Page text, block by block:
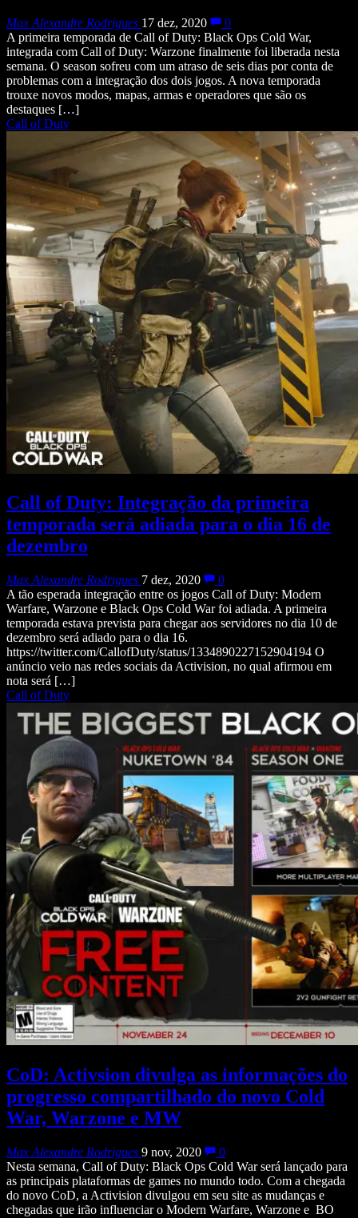
Max Alexandre Rodrigues 17 dez, 2020
0
A primeira temporada de Call of Duty: Black Ops Cold War,
integrada com Call of Duty: Warzone finalmente foi liberada nesta
semana. O season sofreu com um atraso de seis dias por conta de
problemas com a integração dos dois jogos. A nova temporada
trouxe novos modos, mapas, armas e operadores que são os
destaques […]
Call of Duty
Call of Duty: Integração da primeira
temporada será adiada para o dia 16 de
dezembro
Max Alexandre Rodrigues 7 dez, 2020
0
A tão esperada integração entre os jogos Call of Duty: Modern
Warfare, Warzone e Black Ops Cold War foi adiada. A primeira
temporada estava prevista para chegar aos servidores no dia 10 de
dezembro será adiado para o dia 16.
https://twitter.com/CallofDuty/status/1334890227152904194 O
anúncio veio nas redes sociais da Activision, no qual afirmou em
nota será […]
Call of Duty
CoD: Activsion divulga as informações do
progresso compartilhado do novo Cold
War, Warzone e MW
Max Alexandre Rodrigues 9 nov, 2020
0
Nesta semana, Call of Duty: Black Ops Cold War será lançado para
as principais plataformas de games no mundo todo. Com a chegada
do novo CoD, a Activision divulgou em seu site as mudanças e
chegadas que irão influenciar o Modern Warfare, Warzone e BO